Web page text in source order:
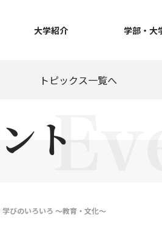
大学紹介 学部・大
トピックス一覧へ
ト
学びのいろいろ ～教育・文化～